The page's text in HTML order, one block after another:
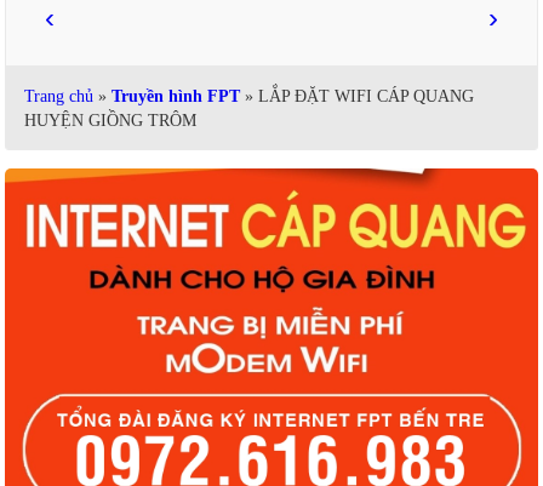
‹ ›
Trang chủ » Truyền hình FPT » LẮP ĐẶT WIFI CÁP QUANG
HUYỆN GIỒNG TRÔM